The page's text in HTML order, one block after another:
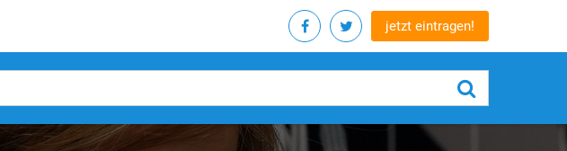
jetzt eintragen!